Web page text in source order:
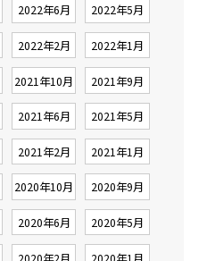
2022年6月 2022年5月
2022年2月 2022年1月
2021年10月 2021年9月
2021年6月 2021年5月
2021年2月 2021年1月
2020年10月 2020年9月
2020年6月 2020年5月
2020年2月 2020年1月